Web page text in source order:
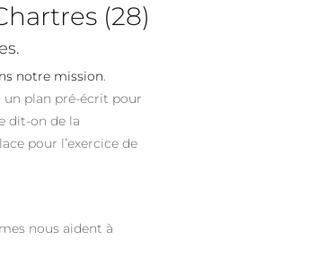
(28)
notre mission.
un plan pré-écrit pour
dit-on de la
pour l’exercice de
nous aident à